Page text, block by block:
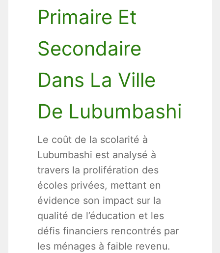
Primaire Et
Secondaire
Dans La Ville
De Lubumbashi
Le coût de la scolarité à
Lubumbashi est analysé à
travers la prolifération des
écoles privées, mettant en
évidence son impact sur la
qualité de l’éducation et les
défis financiers rencontrés par
les ménages à faible revenu.